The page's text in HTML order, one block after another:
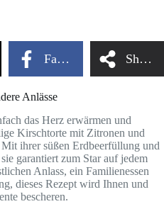
Facebook Share
Anlässe
das Herz erwärmen und
Kirschtorte mit Zitronen und
ihrer süßen Erdbeerfüllung und
garantiert zum Star auf jedem
Anlass, ein Familienessen
dieses Rezept wird Ihnen und
bescheren.